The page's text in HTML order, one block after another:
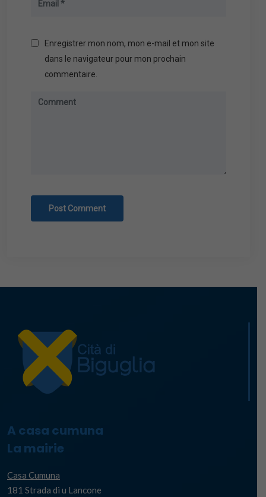
Enregistrer mon nom, mon e-mail et mon site
dans le navigateur pour mon prochain
commentaire.
A casa cumuna
La mairie
Casa Cumuna
181 Strada di u Lancone